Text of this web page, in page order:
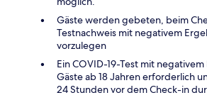
Gäste werden gebeten, beim
Testnachweis mit negativem
vorzulegen
Ein COVID-19-Test mit
Gäste ab 18 Jahren erforderlich
24 Stunden vor dem Check-in